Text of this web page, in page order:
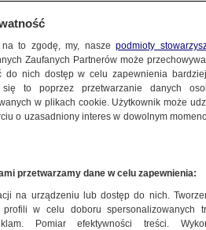
Pierwsza taka podróż
na to zgodę, my, naszepodmioty
Zaufanych Partnerów może
do nich dostęp w celu zapewnienia
się to poprzez przetwarzanie danych
w plikach cookie. Użytkownik może
o uzasadniony interes w dowolnym
przetwarzamy dane w celu zapewnienia:
na urządzeniu lub dostęp do nich.
profili w celu doboru spersonalizowanych
Pomiar efektywności treści.